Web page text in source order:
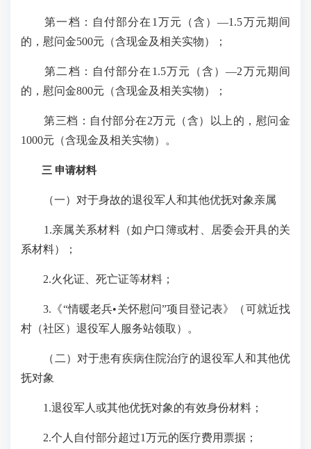
第一档：自付部分在1万元（含）—1.5万元期间
的，慰问金500元（含现金及相关实物）；
第二档：自付部分在1.5万元（含）—2万元期间
的，慰问金800元（含现金及相关实物）；
第三档：自付部分在2万元（含）以上的，慰问金
1000元（含现金及相关实物）。
三 申请材料
（一）对于身故的退役军人和其他优抚对象亲属
1.亲属关系材料（如户口簿或村、居委会开具的关
系材料）；
2.火化证、死亡证等材料；
3.《“情暖老兵•关怀慰问”项目登记表》（可就近找
村（社区）退役军人服务站领取）。
（二）对于患有疾病住院治疗的退役军人和其他优
抚对象
1.退役军人或其他优抚对象的有效身份材料；
2.个人自付部分超过1万元的医疗费用票据；